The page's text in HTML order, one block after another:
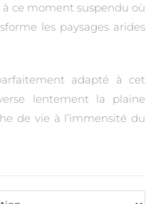
à ce moment suspendu où
les paysages arides
adapté à cet
lentement la plaine
de vie à l’immensité du